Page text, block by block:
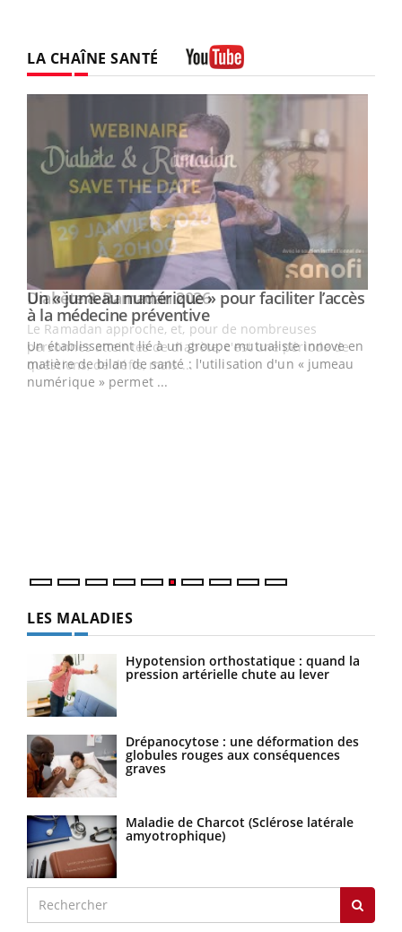
LA CHAÎNE SANTÉ
Youtube
Un « jumeau numérique » pour faciliter l’accès
à la médecine préventiveYoutube
Un établissement lié à un groupe mutualiste innove en
matière de bilan de santé : l'utilisation d'un « jumeau
numérique » permet ...
LES MALADIES
Hypotension orthostatique : quand la
pression artérielle chute au lever
Drépanocytose : une déformation des
globules rouges aux conséquences
graves
Maladie de Charcot (Sclérose latérale
amyotrophique)